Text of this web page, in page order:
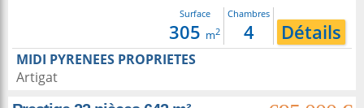
Surface
305 m2
Chambres
4 Détails
MIDI PYRENEES PROPRIETES
Artigat